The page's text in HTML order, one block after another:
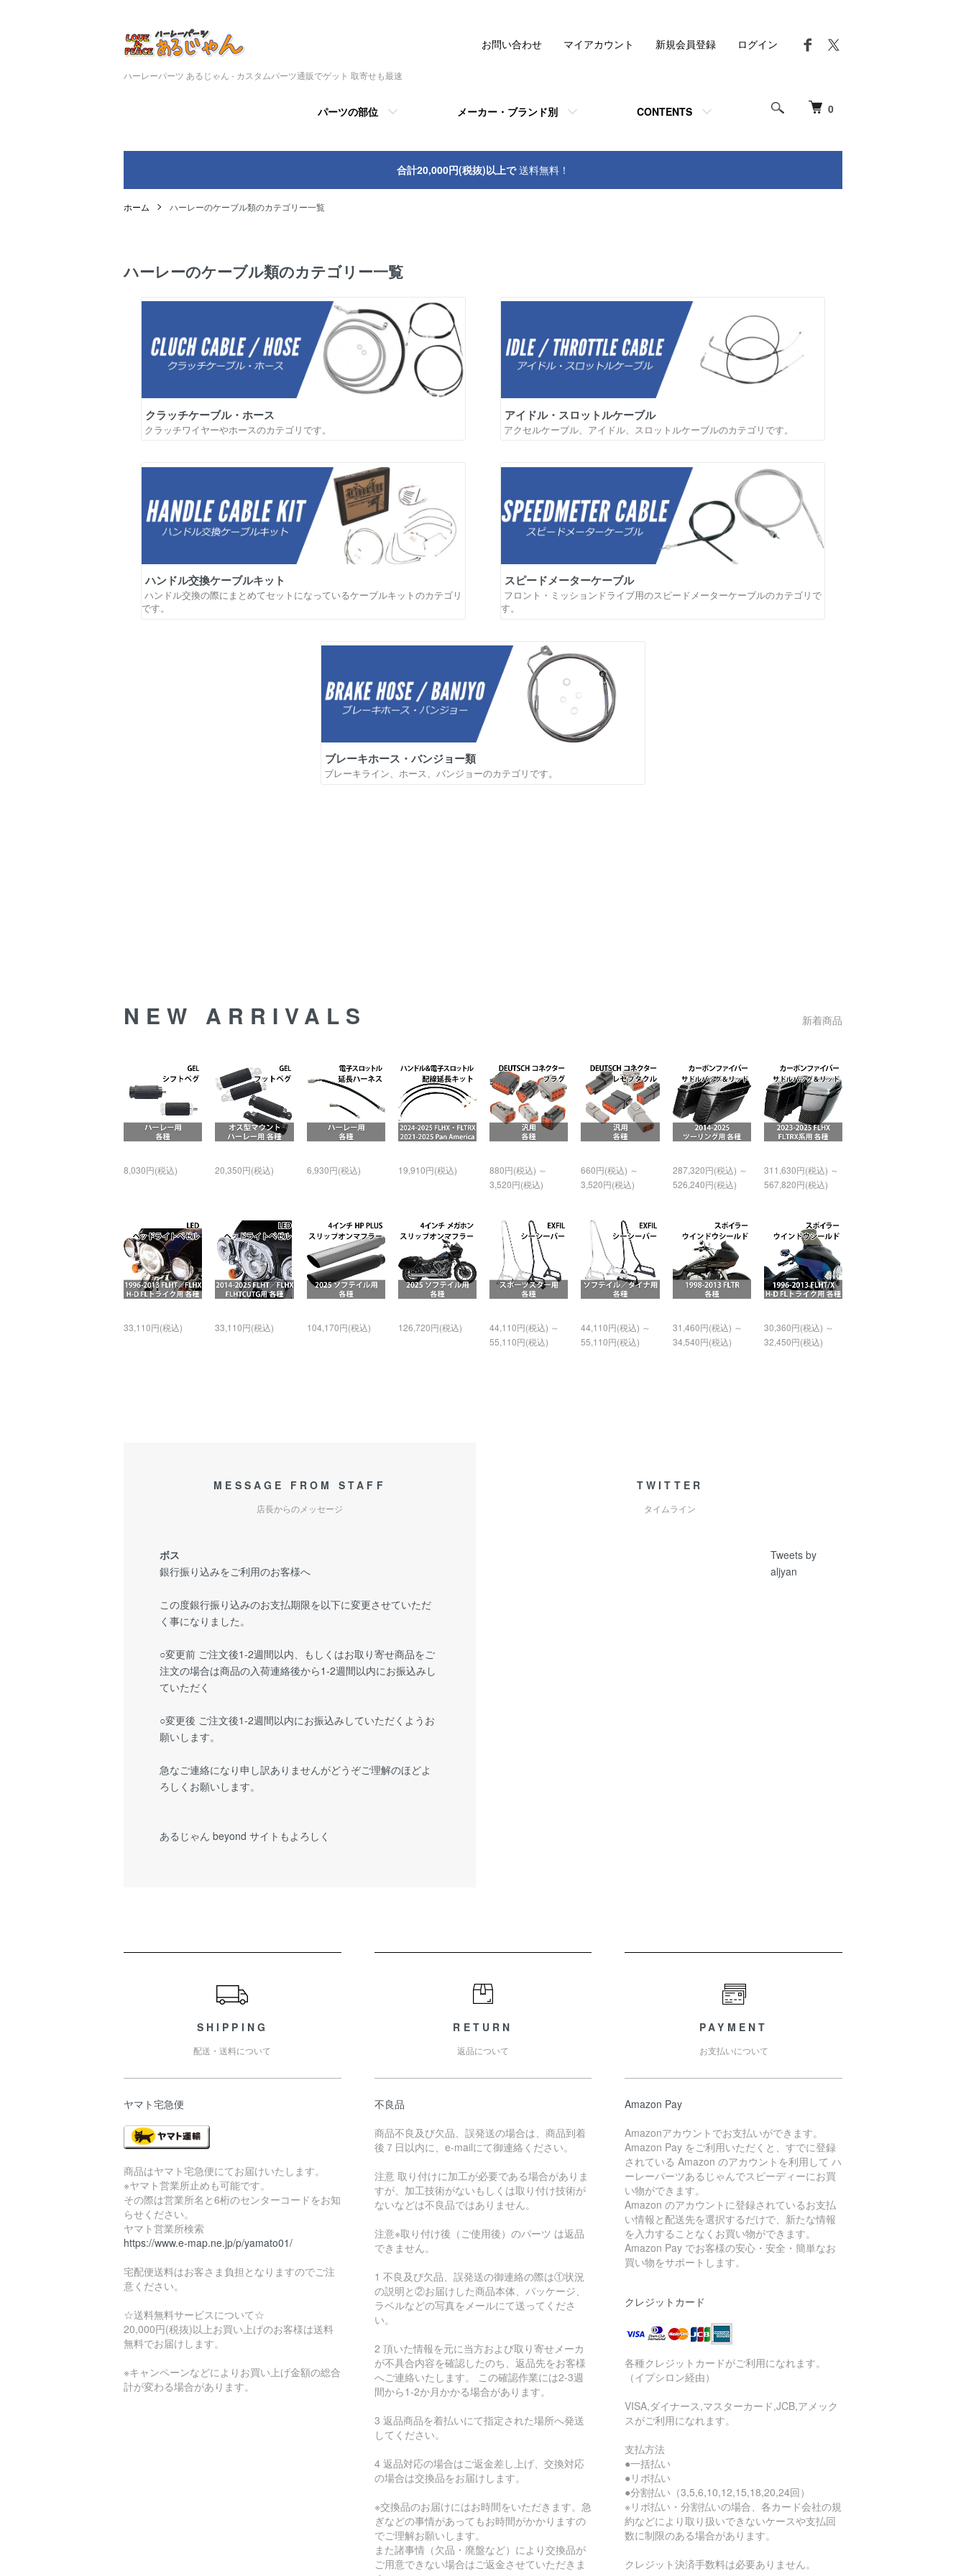
ハーレーパーツ あるじゃん - カスタムパーツ通販でゲット 取寄せも最速
0
パーツの部位 メーカー・ブランド別 CONTENTS
お問い合わせ マイアカウント 新規会員登録 ログイン
合計20,000円(税抜)以上で送料無料！
ホーム ハーレーのケーブル類のカテゴリー一覧
ハーレーのケーブル類のカテゴリー一覧
クラッチケーブル・ホース
クラッチワイヤーやホースのカテゴリです。
アイドル・スロットルケーブル
アクセルケーブル、アイドル、スロットルケーブルのカテゴリです。
ハンドル交換ケーブルキット
ハンドル交換の際にまとめてセットになっているケーブルキットのカテゴリ
です。
スピードメーターケーブル
フロント・ミッションドライブ用のスピードメーターケーブルのカテゴリで
す。
ブレーキホース・バンジョー類
ブレーキライン、ホース、バンジョーのカテゴリです。
NEW ARRIVALS 新着商品
8,030円(税込) 20,350円(税込) 6,930円(税込) 19,910円(税込)
880円(税込) ～
3,520円(税込)
660円(税込) ～
3,520円(税込)
287,320円(税込) ～
526,240円(税込)
311,630円(税込) ～
567,820円(税込)
33,110円(税込) 33,110円(税込) 104,170円(税込) 126,720円(税込)
44,110円(税込) ～
55,110円(税込)
44,110円(税込) ～
55,110円(税込)
31,460円(税込) ～
34,540円(税込)
30,360円(税込) ～
32,450円(税込)
MESSAGE FROM STAFF
店長からのメッセージ
ボス
銀行振り込みをご利用のお客様へ
この度銀行振り込みのお支払期限を以下に変更させていただ
く事になりました。
○変更前 ご注文後1-2週間以内、もしくはお取り寄せ商品をご
注文の場合は商品の入荷連絡後から1-2週間以内にお振込みし
ていただく
○変更後 ご注文後1-2週間以内にお振込みしていただくようお
願いします。
急なご連絡になり申し訳ありませんがどうぞご理解のほどよ
ろしくお願いします。
あるじゃん beyond サイトもよろしく
TWITTER
タイムライン
Tweets by
aljyan
SHIPPING
配送・送料について
ヤマト宅急便
商品はヤマト宅急便にてお届けいたします。
※ヤマト営業所止めも可能です。
その際は営業所名と6桁のセンターコードをお知
らせください。
ヤマト営業所検索
https://www.e-map.ne.jp/p/yamato01/
宅配便送料はお客さま負担となりますのでご注
意ください。
☆送料無料サービスについて☆
20,000円(税抜)以上お買い上げのお客様は送料
無料でお届けします。
※キャンペーンなどによりお買い上げ金額の総合
計が変わる場合があります。
RETURN
返品について
不良品
商品不良及び欠品、誤発送の場合は、商品到着
後７日以内に、e-mailにて御連絡ください。
注意 取り付けに加工が必要である場合がありま
すが、加工技術がないもしくは取り付け技術が
ないなどは不良品ではありません。
注意※取り付け後（ご使用後）のパーツ は返品
できません。
1 不良及び欠品、誤発送の御連絡の際は①状況
の説明と②お届けした商品本体、パッケージ、
ラベルなどの写真をメールにて送ってくださ
い。
2 頂いた情報を元に当方および取り寄せメーカ
が不具合内容を確認したのち、返品先をお客様
へご連絡いたします。 この確認作業には2-3週
間から1-2か月かかる場合があります。
3 返品商品を着払いにて指定された場所へ発送
してください。
4 返品対応の場合はご返金差し上げ、交換対応
の場合は交換品をお届けします。
※交換品のお届けにはお時間をいただきます。急
ぎなどの事情があってもお時間がかかりますの
でご理解お願いします。
また諸事情（欠品・廃盤など）により交換品が
ご用意できない場合はご返金させていただきま
PAYMENT
お支払いについて
Amazon Pay
Amazonアカウントでお支払いができます。
Amazon Pay をご利用いただくと、すでに登録
されている Amazon のアカウントを利用して ハ
ーレーパーツあるじゃんでスピーディーにお買
い物ができます。
Amazon のアカウントに登録されているお支払
い情報と配送先を選択するだけで、新たな情報
を入力することなくお買い物ができます。
Amazon Pay でお客様の安心・安全・簡単なお
買い物をサポートします。
クレジットカード
各種クレジットカードがご利用になれます。
（イプシロン経由）
VISA,ダイナース,マスターカード,JCB,アメック
スがご利用になれます。
支払方法
●一括払い
●リボ払い
●分割払い（3,5,6,10,12,15,18,20,24回）
※リボ払い・分割払いの場合、各カード会社の規
約などにより取り扱いできないケースや支払回
数に制限のある場合があります。
クレジット決済手数料は必要ありません。